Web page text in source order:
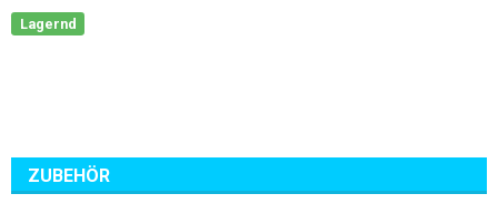
Lagernd
ZUBEHÖR